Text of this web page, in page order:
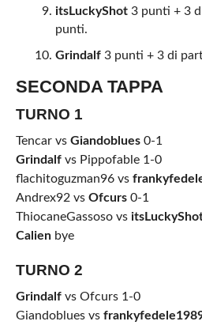
itsLuckyShot3 punti + 3
punti.
Grindalf3 punti + 3 di
SECONDA TAPPA
TURNO 1
Tencar vs Giandoblues0-1
Grindalfvs Pippofable 1-0
flachitoguzman96 vs
Andrex92 vs Ofcurs0-1
ThiocaneGassoso vs
Calienbye
TURNO 2
Grindalfvs Ofcurs 1-0
Giandoblues vs